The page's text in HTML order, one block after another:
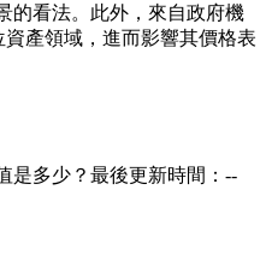
的看法。此外，來自政府機
產領域，進而影響其價格表
是多少？最後更新時間：--